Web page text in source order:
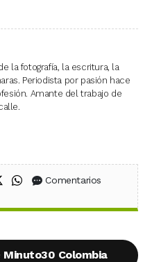
la fotografía, la escritura, la
Periodista por pasión hace
Amante del trabajo de
en Facebook
Compartir en X (Twitter)
Compartir en WhatsApp
Comentarios
Minuto30 Colombia